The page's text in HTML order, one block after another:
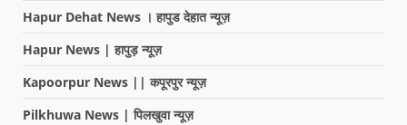
Hapur Dehat News । हापुड देहात न्यूज़
Hapur News | हापुड़ न्यूज़
Kapoorpur News || कपूरपुर न्यूज़
Pilkhuwa News | पिलखुवा न्यूज़